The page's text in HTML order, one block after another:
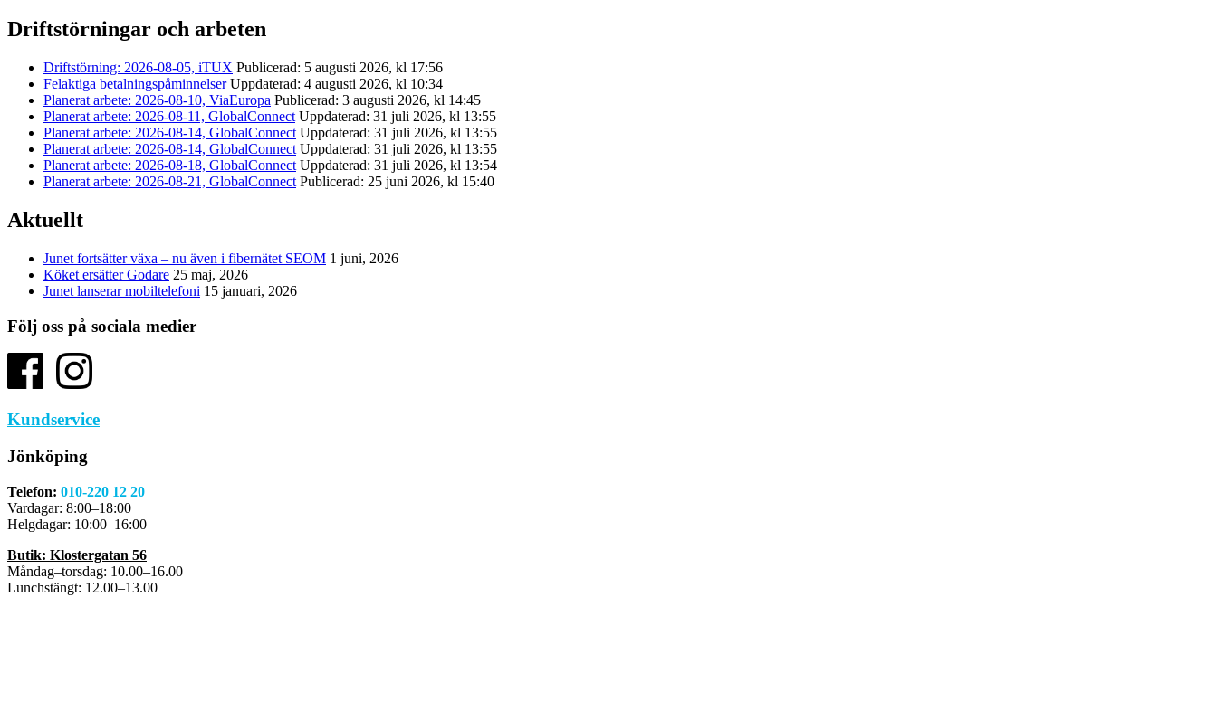
Driftstörningar och arbeten
Driftstörning: 2026-08-05, iTUX Publicerad: 5 augusti 2026, kl 17:56
Felaktiga betalningspåminnelser Uppdaterad: 4 augusti 2026, kl 10:34
Planerat arbete: 2026-08-10, ViaEuropa Publicerad: 3 augusti 2026, kl 14:45
Planerat arbete: 2026-08-11, GlobalConnect Uppdaterad: 31 juli 2026, kl 13:55
Planerat arbete: 2026-08-14, GlobalConnect Uppdaterad: 31 juli 2026, kl 13:55
Planerat arbete: 2026-08-14, GlobalConnect Uppdaterad: 31 juli 2026, kl 13:55
Planerat arbete: 2026-08-18, GlobalConnect Uppdaterad: 31 juli 2026, kl 13:54
Planerat arbete: 2026-08-21, GlobalConnect Publicerad: 25 juni 2026, kl 15:40
Aktuellt
Junet fortsätter växa – nu även i fibernätet SEOM 1 juni, 2026
Köket ersätter Godare 25 maj, 2026
Junet lanserar mobiltelefoni 15 januari, 2026
Följ oss på sociala medier
Kundservice
Jönköping
Telefon: 010-220 12 20
Vardagar: 8:00–18:00
Helgdagar: 10:00–16:00
Butik: Klostergatan 56
Måndag–torsdag: 10.00–16.00
Lunchstängt: 12.00–13.00